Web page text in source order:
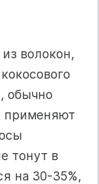
волокон,
обычно
применяют
тонут в
на 30-35%,